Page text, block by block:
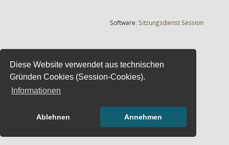
Diese Website verwendet aus technischen
Gründen Cookies (Session-Cookies).
Informationen
Ablehnen Annehmen
Software:SitzungsdienstSession(Wird in